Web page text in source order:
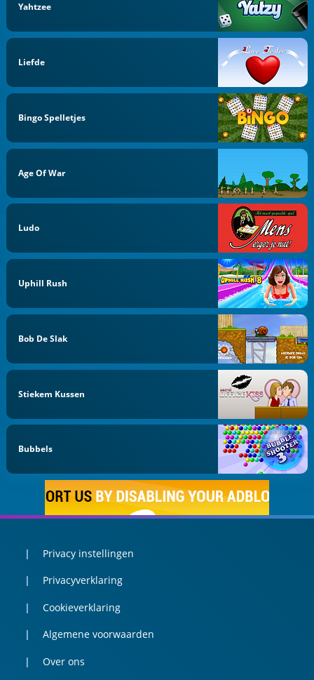
Yahtzee
Liefde
Bingo Spelletjes
Age Of War
Ludo
Uphill Rush
Bob De Slak
Stiekem Kussen
Bubbels
Privacy instellingen
Privacyverklaring
Cookieverklaring
Algemene voorwaarden
Over ons